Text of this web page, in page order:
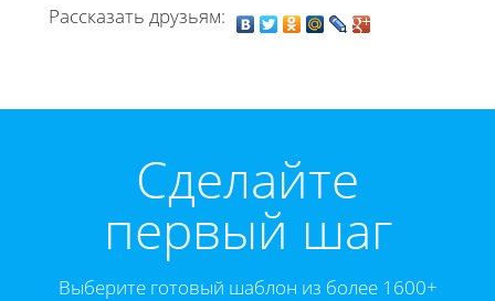
Рассказать друзьям:
Cделайте
первый шаг
Выберите готовый шаблон из более 1600+